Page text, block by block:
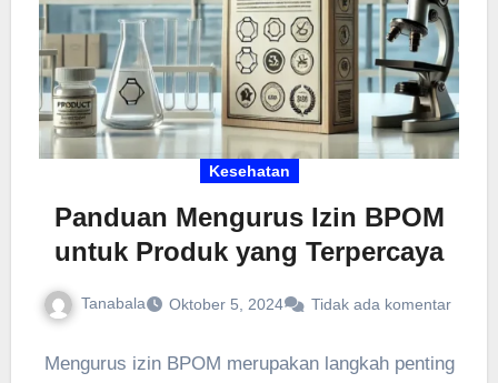
Kesehatan
Panduan Mengurus Izin BPOM
untuk Produk yang Terpercaya
Tanabala Oktober 5, 2024 Tidak ada komentar
Mengurus izin BPOM merupakan langkah penting